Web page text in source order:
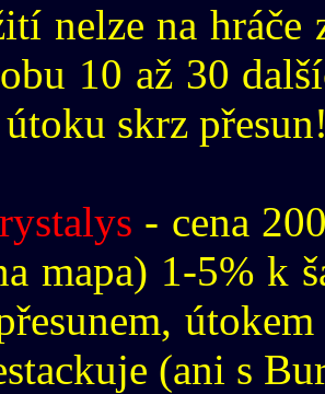
nelze na
10 až 30
skrz
- cena
mapa) 1-5% k
(ani s